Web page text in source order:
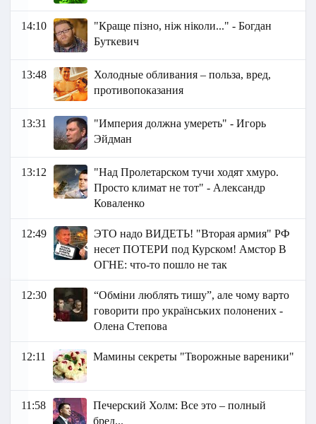
14:10
"Краще пізно, ніж ніколи..." - Богдан
Буткевич
13:48
Холодные обливания – польза, вред,
противопоказания
13:31
"Империя должна умереть" - Игорь
Эйдман
13:12
"Над Пролетарском тучи ходят хмуро.
Просто климат не тот" - Александр
Коваленко
12:49
ЭТО надо ВИДЕТЬ! "Вторая армия" РФ
несет ПОТЕРИ под Курском! Амстор В
ОГНЕ: что-то пошло не так
12:30
“Обміни люблять тишу”, але чому варто
говорити про українських полонених -
Олена Степова
12:11 Мамины секреты "Творожные вареники"
11:58
Печерский Холм: Все это – полный
бред...